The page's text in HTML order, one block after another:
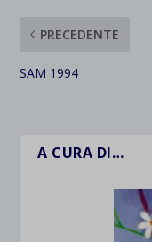
PRECEDENTE
SAM 1994
A CURA DI…